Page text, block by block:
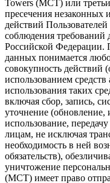
Towers (МСТ) или
пресечения
действий
соблюдения требований
Российской Федерации.
данных понимается
совокупность действий
использованием
использования таких
включая сбор, запись,
уточнение (обновление,
использование,
лицам, не исключая
необходимость в ней
обязательств),
уничтожение
(МСТ) имеет право